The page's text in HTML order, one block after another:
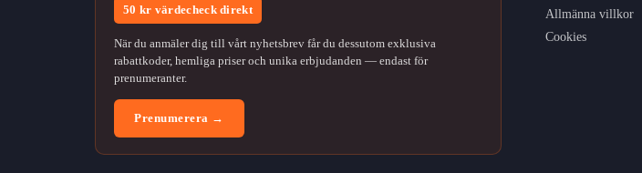
50 kr värdecheck direkt
När du anmäler dig till vårt nyhetsbrev får du dessutom exklusiva
rabattkoder, hemliga priser och unika erbjudanden — endast för
prenumeranter.
Prenumerera →
Allmänna villkor
Cookies